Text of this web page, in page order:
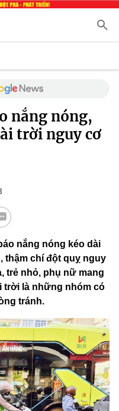
nắng nóng,
trời nguy cơ
nắng nóng kéo dài
thậm chí đột quỵ nguy
trẻ nhỏ, phụ nữ mang
trời là những nhóm có
tránh.